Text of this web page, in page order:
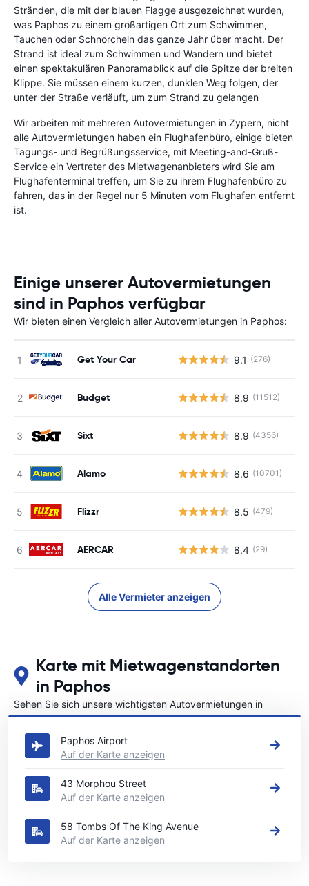
Stränden, die mit der blauen Flagge ausgezeichnet wurden,
was Paphos zu einem großartigen Ort zum Schwimmen,
Tauchen oder Schnorcheln das ganze Jahr über macht. Der
Strand ist ideal zum Schwimmen und Wandern und bietet
einen spektakulären Panoramablick auf die Spitze der breiten
Klippe. Sie müssen einem kurzen, dunklen Weg folgen, der
unter der Straße verläuft, um zum Strand zu gelangen
Wir arbeiten mit mehreren Autovermietungen in Zypern, nicht
alle Autovermietungen haben ein Flughafenbüro, einige bieten
Tagungs- und Begrüßungsservice, mit Meeting-and-Gruß-
Service ein Vertreter des Mietwagenanbieters wird Sie am
Flughafenterminal treffen, um Sie zu ihrem Flughafenbüro zu
fahren, das in der Regel nur 5 Minuten vom Flughafen entfernt
ist.
Einige unserer Autovermietungen
sind in Paphos verfügbar
Wir bieten einen Vergleich aller Autovermietungen in Paphos:
Get Your Car 9.1 (276)
Budget 8.9 (11512)
Sixt 8.9 (4356)
Alamo 8.6 (10701)
Flizzr 8.5 (479)
AERCAR 8.4 (29)
Alle Vermieter anzeigen
Karte mit Mietwagenstandorten
in Paphos
Sehen Sie sich unsere wichtigsten Autovermietungen in
Paphos an
Paphos Airport
Auf der Karte anzeigen
43 Morphou Street
Auf der Karte anzeigen
58 Tombs Of The King Avenue
Auf der Karte anzeigen